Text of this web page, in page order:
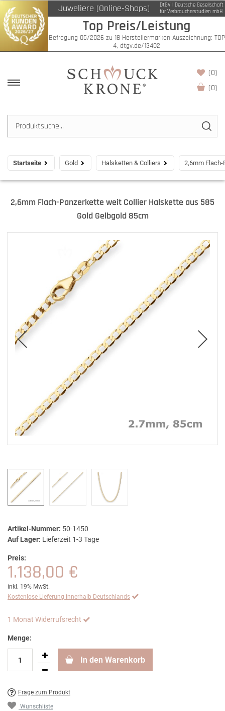
Juweliere (Online-Shops)
DtGV | Deutsche Gesellschaft
für Verbraucherstudien mbH
Top Preis/Leistung
Befragung 05/2026 zu 18 Herstellermarken Auszeichnung: TOP
4, dtgv.de/13402
(0)
(0)
Startseite Gold Halsketten & Colliers 2,6mm
2,6mm Flach-Panzerkette weit Collier Halskette aus 585
Gold Gelbgold 85cm
Artikel-Nummer: 50-1450
Auf Lager: Lieferzeit 1-3 Tage
Preis:
1.138,00 €
inkl. 19% MwSt.
Kostenlose Lieferung innerhalb Deutschlands
1 Monat Widerrufsrecht
Menge:
In den Warenkorb
Frage zum Produkt
Wunschliste